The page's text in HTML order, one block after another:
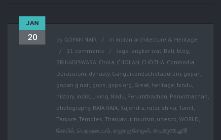
JAN
20 by GOPAN NAIR in Indian architecture & Heritage
11 comments
tags: angkor wat, Bali, blog,
BRIHADISWARA, Chola, CHOLAN, CHOZHA, Combodia,
Darasuram, dynasty, Gangaikondacholapuram, gopan,
gopan g nair, gops, gops.org, Great, heritage, hindu,
history, india, Living, Nadu, Perumthachan, Perunthachan,
photography, RAJA RAJA, Rajendra, ruler, shiva, Tamil,
Tanjore, Temples, Thanjavur, tourism, unesco, WORLD,
கோயில், பெருவுடையார், ராஜராஜ சோழன் , പെരുന്തച്ചന്‍